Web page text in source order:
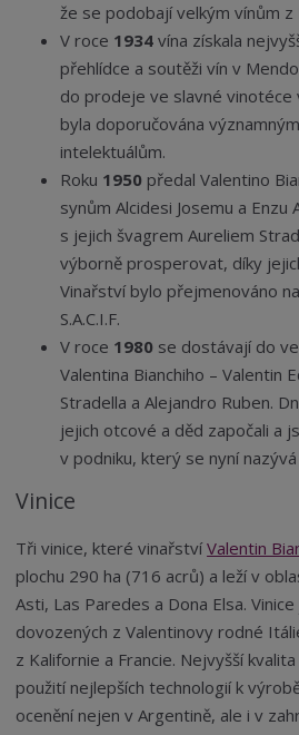
že se podobají velkým vínům z
V roce 1934 vína získala
přehlídce a soutěži vín v
do prodeje ve slavné vinotéce
byla doporučována
intelektuálům.
Roku 1950 předal Valentino
synům Alcidesi Josemu a Enzu
s jejich švagrem Aureliem
výborně prosperovat, díky
Vinařství bylo přejmenováno
S.A.C.I.F.
V roce 1980 se dostávají do
Valentina Bianchiho – Valentin
Stradella a Alejandro Ruben.
jejich otcové a děd započali a
v podniku, který se nyní nazývá
Vinice
Tři vinice, které vinařstvíValentin
plochu 290 ha (716 acrů) a leží v
Asti, Las Paredes a Dona Elsa.
dovozených z Valentinovy rodné
z Kalifornie a Francie. Nejvyšší
použití nejlepších technologií k
ocenění nejen v Argentině, ale i v